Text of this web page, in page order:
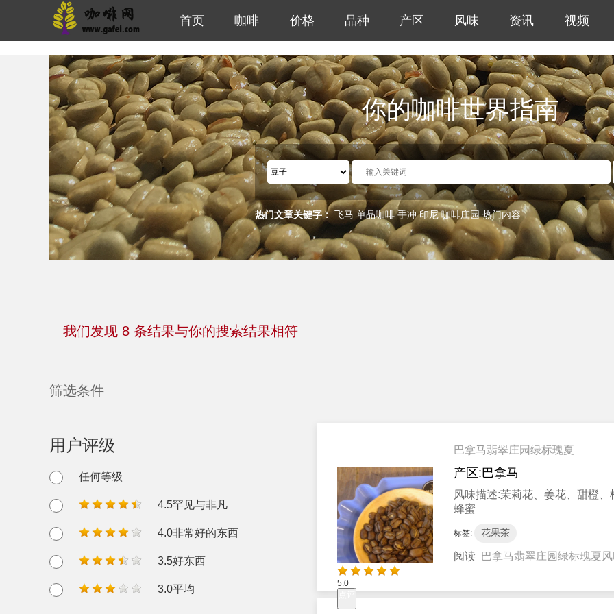
首页 咖啡 价格 品种 产区 风味 资讯 视频
你的咖啡世界指南
热门文章关键字： 飞马 单品咖啡 手冲 印尼 咖啡庄园 热门内容
我们发现 8 条结果与你的搜索结果相符
筛选条件
用户评级
任何等级
4.5罕见与非凡
4.0非常好的东西
3.5好东西
3.0平均
5.0
巴拿马翡翠庄园绿标瑰夏
产区: 巴拿马
风味描述:茉莉花、姜花、甜橙、
蜂蜜
标签: 花果茶
阅读 巴拿马翡翠庄园绿标瑰夏